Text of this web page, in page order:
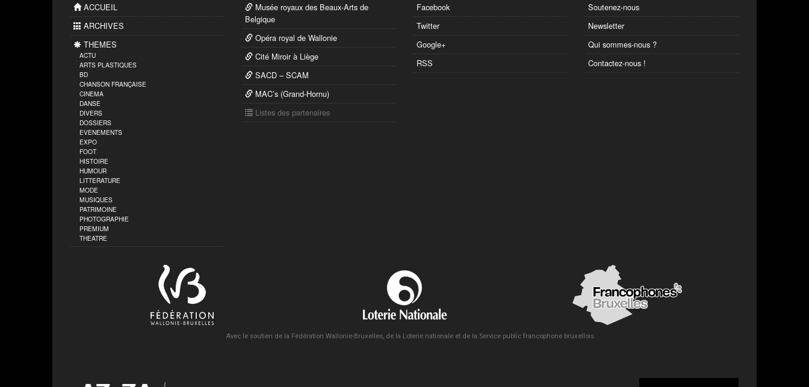
ACCUEIL
ARCHIVES
THEMES
ACTU
ARTS PLASTIQUES
BD
CHANSON FRANÇAISE
CINEMA
DANSE
DIVERS
DOSSIERS
EVENEMENTS
EXPO
FOOT
HISTOIRE
HUMOUR
LITTERATURE
MODE
MUSIQUES
PATRIMOINE
PHOTOGRAPHIE
PREMIUM
THEATRE
Musée royaux des Beaux-Arts de
Belgique
Opéra royal de Wallonie
Cité Miroir à Liège
SACD – SCAM
MAC’s (Grand-Hornu)
Listes des partenaires
Facebook
Twitter
Google+
RSS
Soutenez-nous
Newsletter
Qui sommes-nous ?
Contactez-nous !
Avec le soutien de la Fédération Wallonie-Bruxelles, de la Loterie nationale et de la Service public francophone bruxellois